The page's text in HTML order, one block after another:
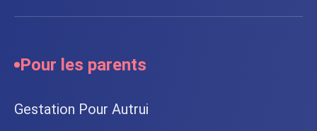
Pour les parents
Gestation Pour Autrui